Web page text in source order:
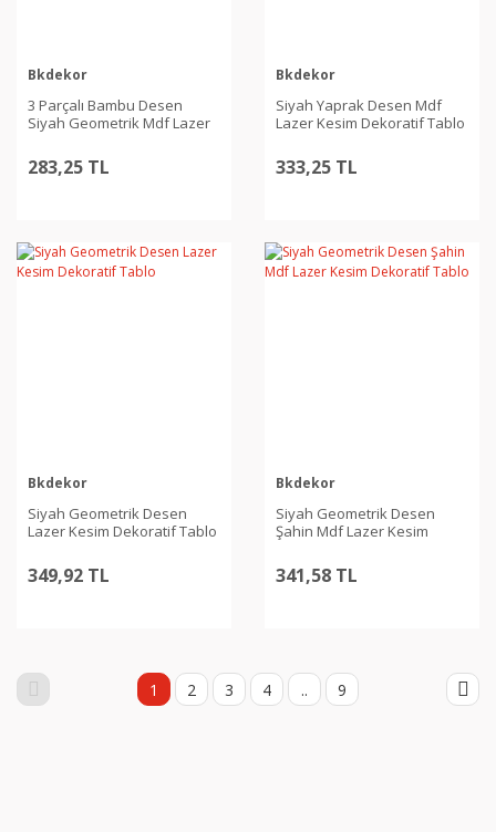
Bkdekor
3 Parçalı Bambu Desen
Siyah Geometrik Mdf Lazer
283,25 TL
Bkdekor
Siyah Yaprak Desen Mdf
Lazer Kesim Dekoratif Tablo
333,25 TL
Bkdekor
Siyah Geometrik Desen
Lazer Kesim Dekoratif Tablo
349,92 TL
Bkdekor
Siyah Geometrik Desen
Şahin Mdf Lazer Kesim
341,58 TL
1 2 3 4 .. 9